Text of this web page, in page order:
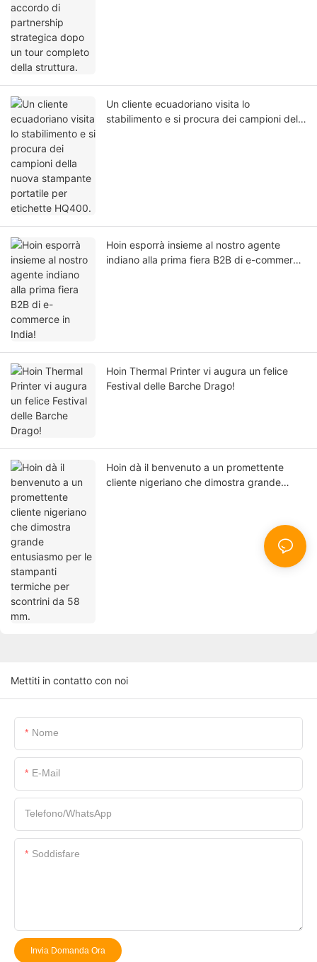
Un cliente ecuadoriano visita lo
stabilimento e si procura dei campioni della
Hoin esporrà insieme al nostro agente
indiano alla prima fiera B2B di e-commerce
Hoin Thermal Printer vi augura un felice
Festival delle Barche Drago!
Hoin dà il benvenuto a un promettente
cliente nigeriano che dimostra grande
Mettiti in contatto con noi
Nome
E-Mail
Telefono/WhatsApp
Soddisfare
Invia Domanda Ora